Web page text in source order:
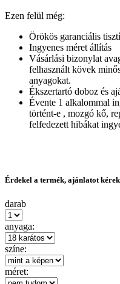
Ezen felül még:
Örökös garanciális
Ingyenes méret állítás
Vásárlási bizonylat
felhasznált kövek
anyagokat.
Ékszertartó doboz és
Évente 1 alkalommal
történt-e , mozgó kő,
felfedezett hibákat
Érdekel a termék, ajánlatot kérek
darab
anyaga:
színe:
méret: